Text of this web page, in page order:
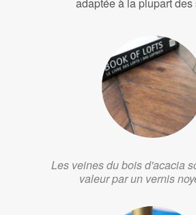
Les veines du bois d'acacia
valeur par un vernis